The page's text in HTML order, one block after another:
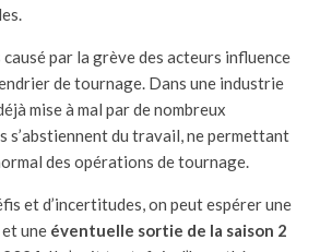
par la grève des acteurs influence
de tournage. Dans une industrie
mise à mal par de nombreux
s’abstiennent du travail, ne permettant
des opérations de tournage.
et d’incertitudes, on peut espérer une
une éventuelle sortie de la saison 2